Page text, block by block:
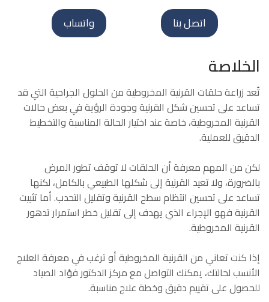
اتصل بنا واتساب
الخلاصة
تُعد زراعة حلقات القرنية المخروطية من الحلول الجراحية التي قد
تساعد على تحسين شكل القرنية وجودة الرؤية في بعض حالات
القرنية المخروطية، خاصة عند اختيار الحالة المناسبة والتخطيط
الدقيق للعملية.
لكن من المهم معرفة أن الحلقات لا توقف تطور المرض
بالضرورة، ولا تعيد القرنية إلى شكلها الطبيعي بالكامل، لكنها
تساعد على تحسين انتظام سطح القرنية وتقليل التحدب. أما تثبيت
القرنية فهو الإجراء الذي يهدف إلى تقليل خطر استمرار تدهور
القرنية المخروطية.
إذا كنت تعاني من القرنية المخروطية أو ترغب في معرفة العلاج
الأنسب لحالتك، يمكنك التواصل مع مركز الدكتور فؤاد الصياد
للحصول على تقييم دقيق وخطة علاج مناسبة.